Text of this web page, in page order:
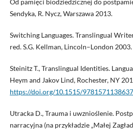
Od pamięci biodziedzicznej do
Sendyka, R. Nycz, Warszawa 2013.
Switching Languages. Translingual
red. S.G. Kellman, Lincoln–London 2003.
Steinitz T., Translingual Identities.
Heym and Jakov Lind, Rochester, NY
https://doi.org/10.1515/9781571138637
Utracka D., Trauma i uwznioślenie.
narracyjna (na przykładzie „Małej